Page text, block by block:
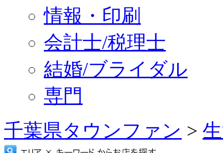
情報・印刷
会計士/税理士
結婚/ブライダル
専門
千葉県タウンファン >